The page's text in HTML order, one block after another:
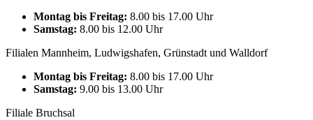
Montag bis Freitag: 8.00 bis 17.00 Uhr
Samstag: 8.00 bis 12.00 Uhr
Filialen Mannheim, Ludwigshafen, Grünstadt und Walldorf
Montag bis Freitag: 8.00 bis 17.00 Uhr
Samstag: 9.00 bis 13.00 Uhr
Filiale Bruchsal